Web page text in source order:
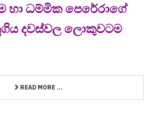
ධම්මික පෙරේරාගේ
දවස්වල ලොකුවටම
READ MORE ...